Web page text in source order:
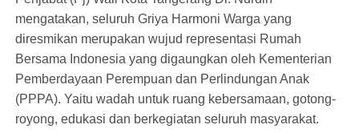
mengatakan, seluruh Griya Harmoni Warga yang
diresmikan merupakan wujud representasi Rumah
Bersama Indonesia yang digaungkan oleh Kementerian
Pemberdayaan Perempuan dan Perlindungan Anak
(PPPA). Yaitu wadah untuk ruang kebersamaan, gotong-
royong, edukasi dan berkegiatan seluruh masyarakat.